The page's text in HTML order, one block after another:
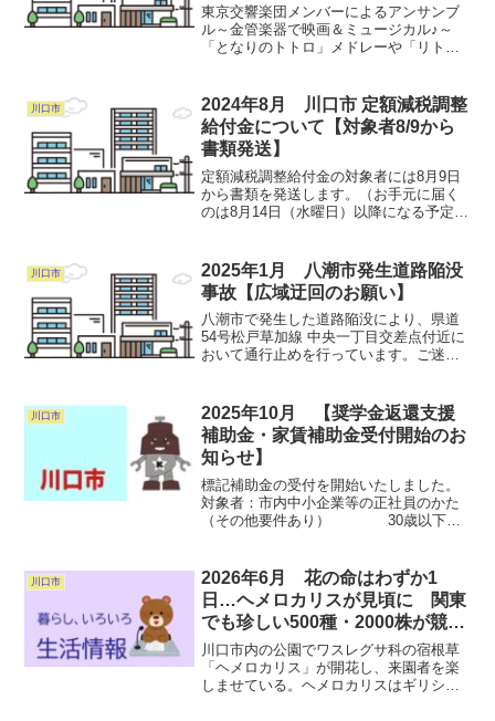
【R7 3/31（月）12時10分〜】
東京交響楽団メンバーによるアンサンブ
ル～金管楽器で映画＆ミュージカル♪～
「となりのトトロ」メドレーや「リト
す🎺【日時】3/31（月）12時10分～13時
【会場】埼玉会館...
川口市
2024年8月 川口市 定額減税調整
給付金について【対象者8/9から
書類発送】
定額減税調整給付金の対象者には8月9日
から書類を発送します。（お手元に届く
のは8月14日（水曜日）以降になる予定で
川口市
2025年1月 八潮市発生道路陥没
事故【広域迂回のお願い】
八潮市で発生した道路陥没により、県道
54号松戸草加線 中央一丁目交差点付近に
おいて通行止めを行っています。ご迷惑
行止区間は、下記埼玉県ホームページの
「交通規制状況」...
川口市
2025年10月 【奨学金返還支援
補助金・家賃補助金受付開始のお
知らせ】
標記補助金の受付を開始いたしました。
対象者：市内中小企業等の正社員のかた
（その他要件あり） 30歳以下の
間：令和6年10月1日～令和7年9月30日の
1年間の...
川口市
2026年6月 花の命はわずか1
日…ヘメロカリスが見頃に 関東
でも珍しい500種・2000株が競
演 埼玉・川口の公園に来園者集
まる ピークは10日ごろ、その後
も約2週間楽しめる
川口市内の公園でワスレグサ科の宿根草
「ヘメロカリス」が開花し、来園者を楽
しませている。ヘメロカリスはギリシャ